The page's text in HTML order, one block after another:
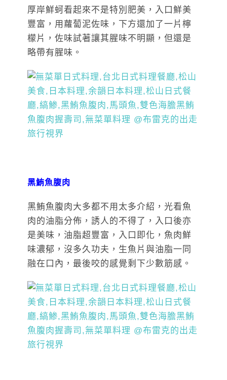
厚岸鮮蚵看起來不是特別肥美，入口鮮美
豐富，用蘿蔔泥佐味，下方還加了一片檸
檬片，佐味試著讓其腥味不明顯，但還是
略帶有腥味。
黑鮪魚腹肉
黑鮪魚腹肉大多都不用太多介紹，光看魚
肉的油脂分佈，誘人的不得了，入口後亦
是美味，油脂超豐富，入口即化，魚肉鮮
味濃郁，沒多久功夫，生魚片與油脂一同
融在口內，最後咬的感覺剩下少數筋感。